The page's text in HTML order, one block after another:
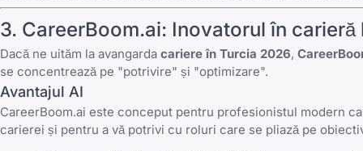
3. CareerBoom.ai: Inovatorul în carieră
Dacă ne uităm la avangarda cariere în Turcia 2026,
se concentrează pe "potrivire" și "optimizare".
Avantajul AI
CareerBoom.ai este conceput pentru profesionistul modern
carierei și pentru a vă potrivi cu roluri care se pliază pe